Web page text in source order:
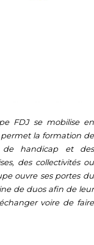
FDJ se mobilise en
permet la formation de
de handicap et des
des collectivités ou
ouvre ses portes du
de duos afin de leur
voire de faire